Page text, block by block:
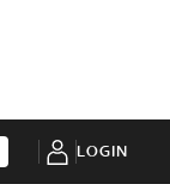
LOGIN